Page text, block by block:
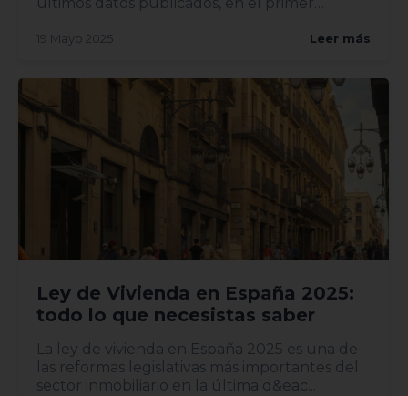
últimos datos publicados, en el primer
19 Mayo 2025 Leer más
Ley de Vivienda en España 2025:
todo lo que necesistas saber
La ley de vivienda en España 2025 es una de
las reformas legislativas más importantes del
sector inmobiliario en la última d&eac...